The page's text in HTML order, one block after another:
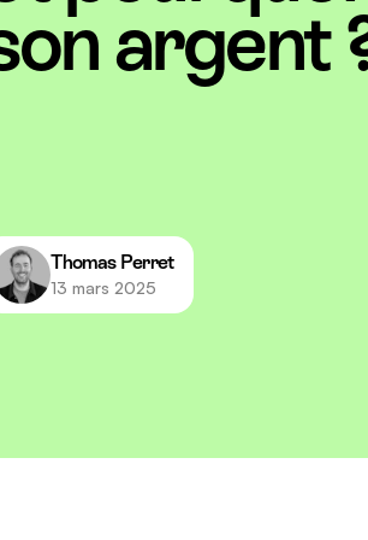
argent
Thomas Perret
13 mars 2025